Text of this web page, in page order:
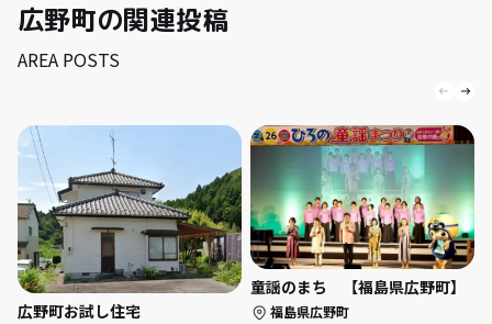
広野町の関連投稿
AREA POSTS
広野町お試し住宅
童謡のまち 【福島県広野町】
福島県広野町